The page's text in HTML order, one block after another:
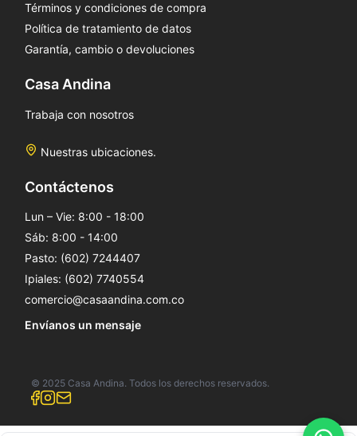
Términos y condiciones de compra
Política de tratamiento de datos
Garantía, cambio o devoluciones
Casa Andina
Trabaja con nosotros
Nuestras ubicaciones.
Contáctenos
Lun – Vie: 8:00 - 18:00
Sáb: 8:00 - 14:00
Pasto: (602) 7244407
Ipiales: (602) 7740554
comercio@casaandina.com.co
Envíanos un mensaje
© 2025 Casa Andina. Todos los derechos reservados.